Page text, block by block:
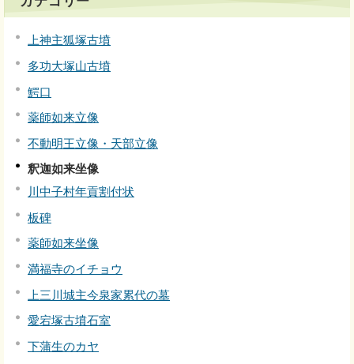
上神主狐塚古墳
多功大塚山古墳
鰐口
薬師如来立像
不動明王立像・天部立像
釈迦如来坐像
川中子村年貢割付状
板碑
薬師如来坐像
満福寺のイチョウ
上三川城主今泉家累代の墓
愛宕塚古墳石室
下蒲生のカヤ